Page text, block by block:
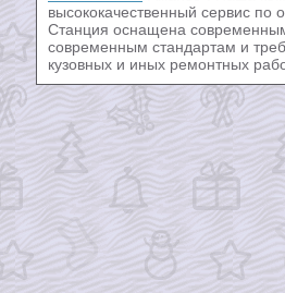
высококачественный сервис
Станция оснащена
современным стандартам и
кузовных и иных ремонтных